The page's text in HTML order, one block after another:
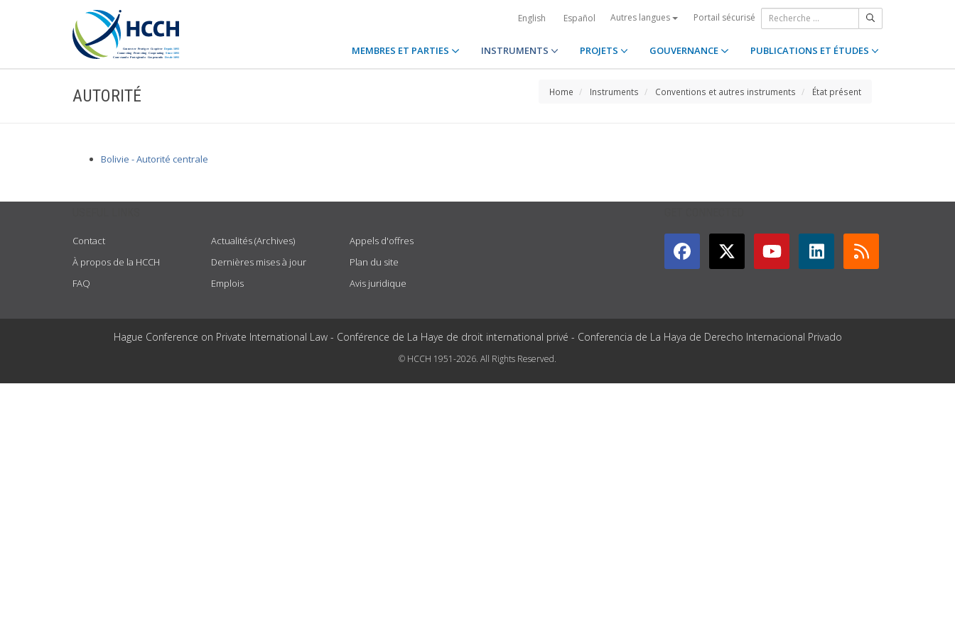
English Español Autres langues Portail sécurisé
MEMBRES ET PARTIES INSTRUMENTS PROJETS GOUVERNANCE PUBLICATIONS ET ÉTUDES
AUTORITÉ Home Instruments Conventions et autres instruments État présent
Bolivie - Autorité centrale
Contact
À propos de la HCCH
FAQ
Actualités (Archives)
Dernières mises à jour
Emplois
Appels d'offres
Plan du site
Avis juridique
Hague Conference on Private International Law - Conférence de La Haye de droit international privé - Conferencia de La Haya de Derecho Internacional Privado
© HCCH 1951-2026. All Rights Reserved.